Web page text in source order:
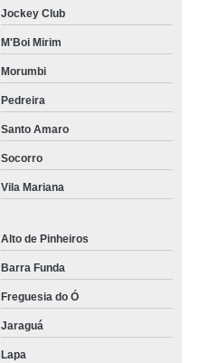
Jockey Club
M'Boi Mirim
Morumbi
Pedreira
Santo Amaro
Socorro
Vila Mariana
Alto de Pinheiros
Barra Funda
Freguesia do Ó
Jaraguá
Lapa